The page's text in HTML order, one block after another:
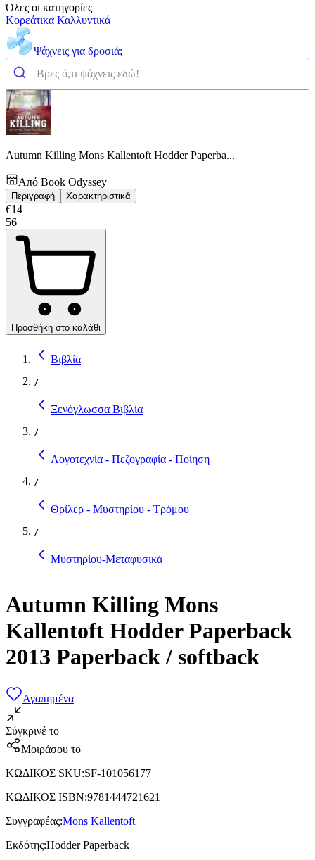
Όλες οι κατηγορίες
Κορεάτικα Καλλυντικά
Ψάχνεις για δροσιά;
Autumn Killing Mons Kallentoft Hodder Paperba...
Από Book Odyssey
Περιγραφή Χαρακτηριστικά
€14
56
Προσθήκη στο καλάθι
Βιβλία
/
Ξενόγλωσσα Βιβλία
/
Λογοτεχνία - Πεζογραφία - Ποίηση
/
Θρίλερ - Μυστηρίου - Τρόμου
/
Μυστηρίου-Μεταφυσικά
Autumn Killing Mons
Kallentoft Hodder Paperback
2013 Paperback / softback
Αγαπημένα
Σύγκρινέ το
Μοιράσου το
ΚΩΔΙΚΟΣ SKU:SF-101056177
ΚΩΔΙΚΟΣ ISBN:9781444721621
Συγγραφέας:Mons Kallentoft
Εκδότης:Hodder Paperback